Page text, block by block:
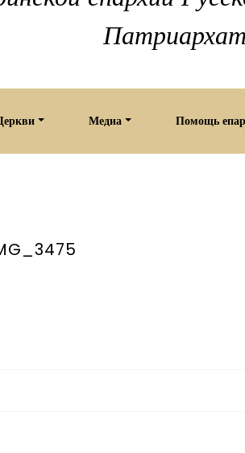
Медиа Помощь